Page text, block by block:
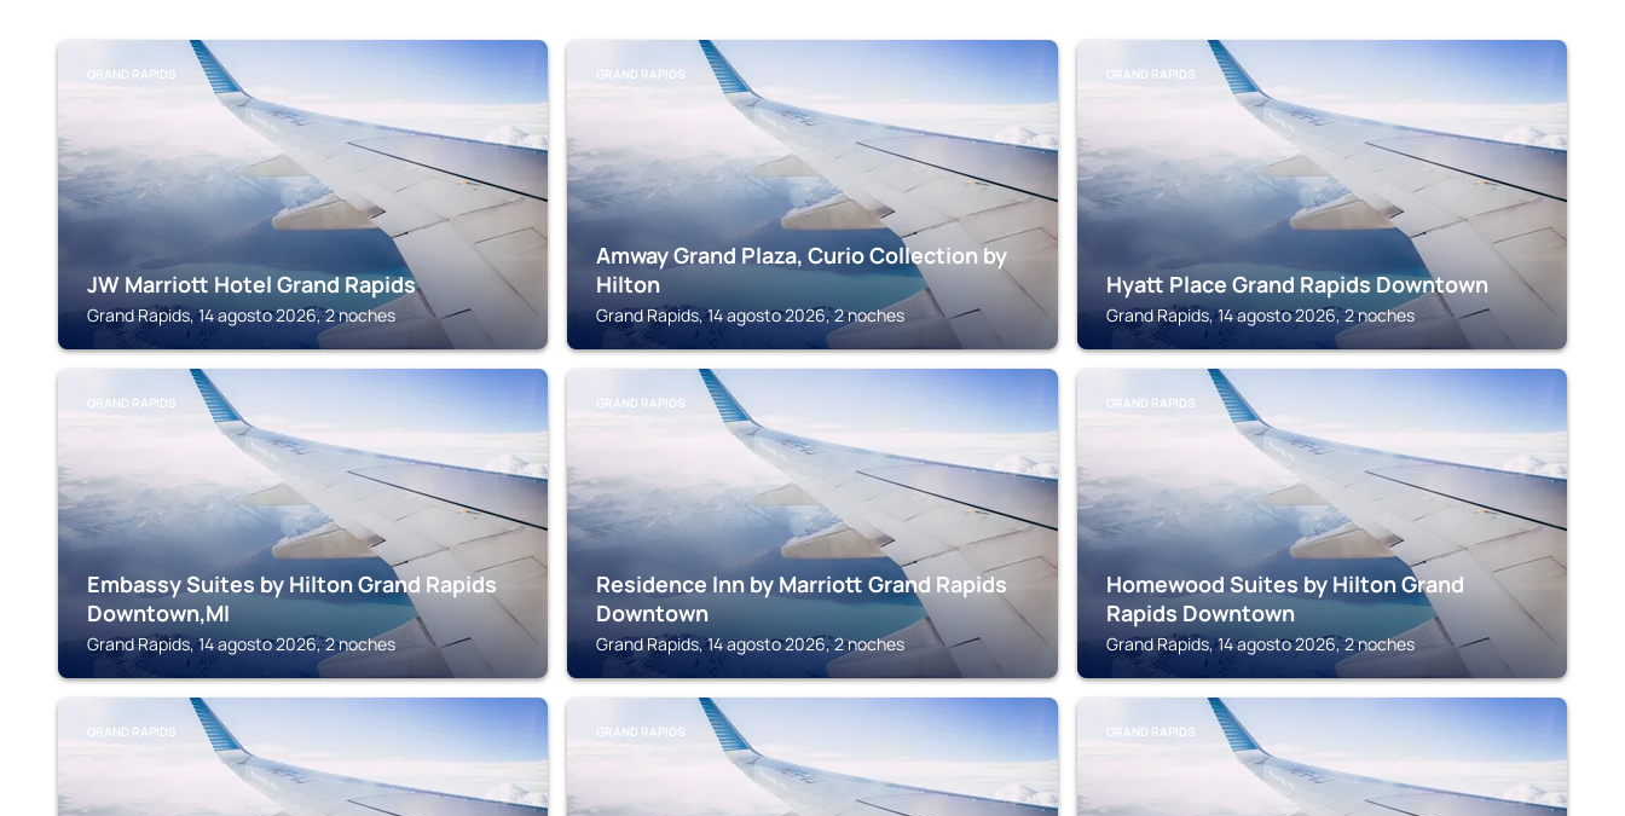
GRAND RAPIDS
JW Marriott Hotel Grand Rapids
Grand Rapids, 14 agosto 2026, 2 noches
GRAND RAPIDS
Amway Grand Plaza, Curio Collection by
Hilton
Grand Rapids, 14 agosto 2026, 2 noches
GRAND RAPIDS
Hyatt Place Grand Rapids Downtown
Grand Rapids, 14 agosto 2026, 2 noches
GRAND RAPIDS
Embassy Suites by Hilton Grand Rapids
Downtown,MI
Grand Rapids, 14 agosto 2026, 2 noches
GRAND RAPIDS
Residence Inn by Marriott Grand Rapids
Downtown
Grand Rapids, 14 agosto 2026, 2 noches
GRAND RAPIDS
Homewood Suites by Hilton Grand
Rapids Downtown
Grand Rapids, 14 agosto 2026, 2 noches
GRAND RAPIDS GRAND RAPIDS GRAND RAPIDS